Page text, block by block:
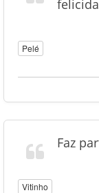
Pelé
Faz
Vitinho